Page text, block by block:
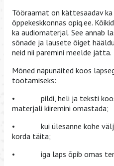
Tööraamat on kättesaadav
õppekeskkonnas opiq.ee.
ka audiomaterjal. See annab
sõnade ja lausete õiget
neid nii paremini meelde jätta.
Mõned näpunäited koos
töötamiseks:
• pildi, heli ja teksti koos
materjali kiiremini omastada;
• kui ülesanne kohe välja
korda täita;
• iga laps õpib omas